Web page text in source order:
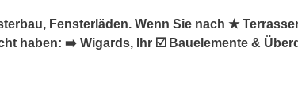
Fensterläden. Wenn Sie nach ★
haben: ➡️ Wigards, Ihr ☑️ Bauelemente &